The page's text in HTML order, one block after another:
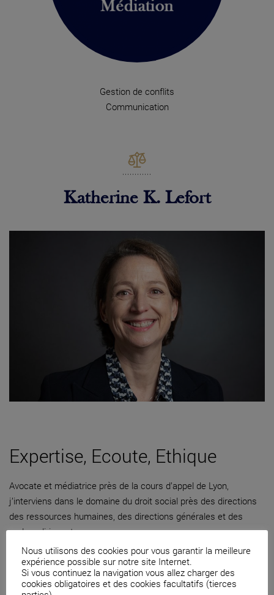
Gestion de conflits
Communication
Katherine K. Lefort
Expertise, Ecoute, Ethique
Avocate et médiatrice près de la cours d’appel de Lyon,
j’interviens dans le domaine du droit social près des directions
des ressources humaines, des directions générales et des
cadres dirigeants.
04 82 53 71 51
Contacter par mail
Nous utilisons des cookies pour vous garantir la meilleure
expérience possible sur notre site Internet.
Si vous continuez la navigation vous allez charger des
cookies obligatoires et des cookies facultatifs (tierces